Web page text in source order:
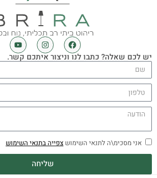
יש לכם שאלה? כתבו לנו וניצור איתכם קשר.
אני מסכימ\ה לתנאי השימוש צפייה בתנאי השימוש
שליחה